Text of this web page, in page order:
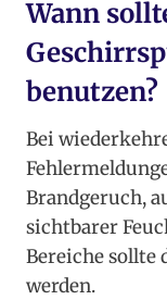
Wann
benutzen?
Bei
Brandgeruch,
sichtbarer
Bereiche sollte
werden.